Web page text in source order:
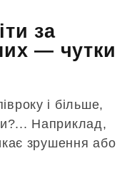
за
— чутки
і більше,
Наприклад,
зрушення або